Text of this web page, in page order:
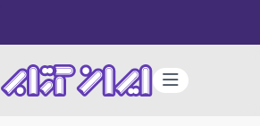
دسته‌بندی